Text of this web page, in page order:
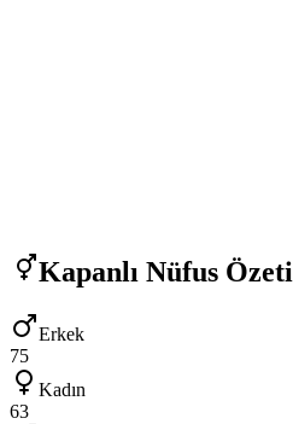
Kapanlı Nüfus Özeti
Erkek
75
Kadın
63